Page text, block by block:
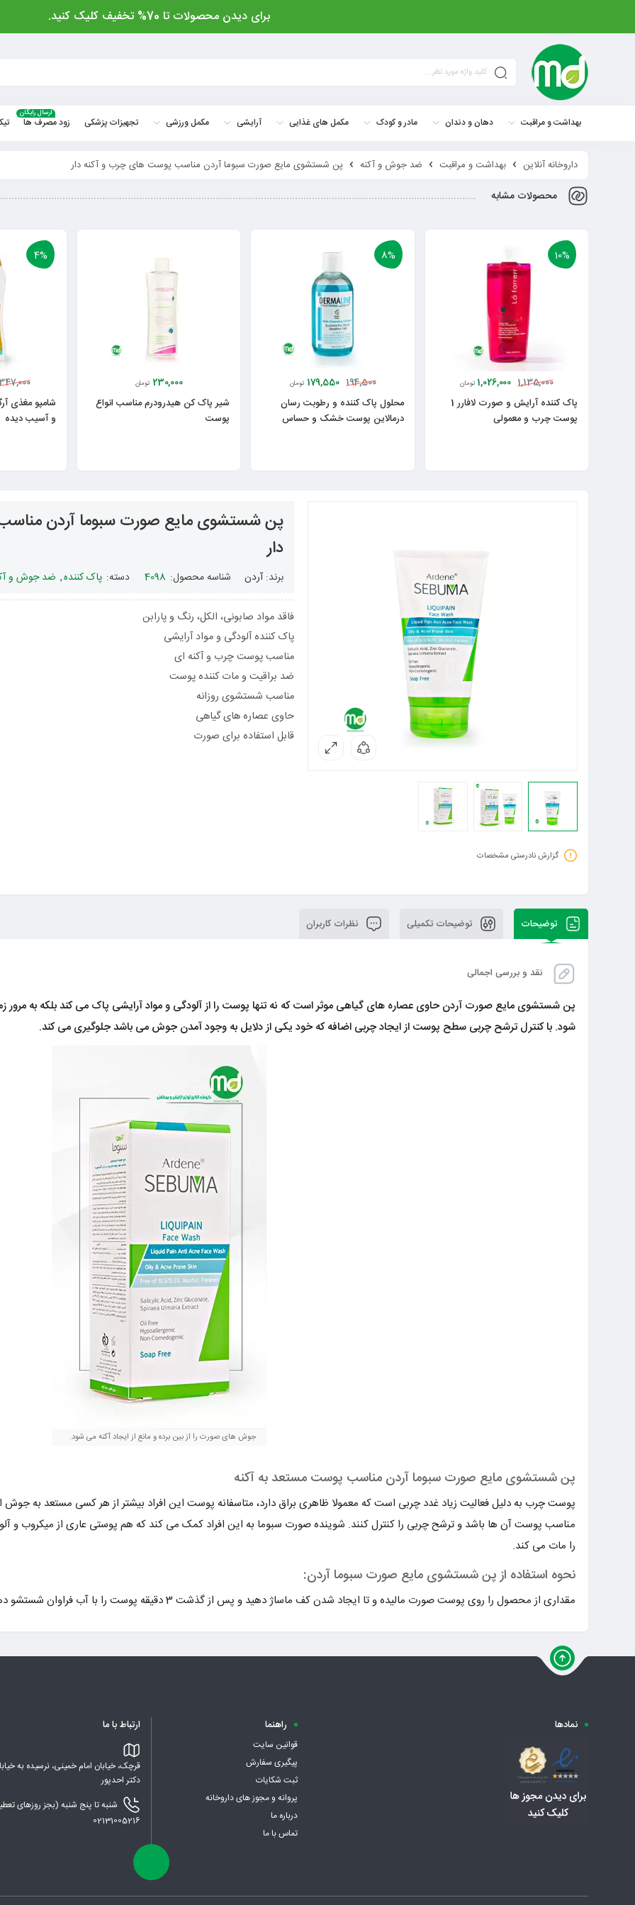
برای دیدن محصولات تا 70% تخفیف کلیک کنید.
بهداشت و مراقبت دهان و دندان مادر و کودک مکمل های غذایی آرایشی مکمل ورزشی تجهیزات پزشکی زود مصرف ها
ارسال رایگان
داروخانه آنلاین بهداشت و مراقبت ضد جوش و آکنه پن شستشوی مایع صورت سبوما آردن مناسب پوست های چرب و آکنه دار
محصولات مشابه
10%
1,135,000
1,026,000 تومان
پاک کننده آرایش و صورت لافارر 1
پوست چرب و معمولی
8%
194,500
179,550 تومان
محلول پاک کننده و رطوبت رسان
درمالاین پوست خشک و حساس
230,000 تومان
شیر پاک کن هیدرودرم مناسب انواع
پوست
4%
شامپو مغذی
و آسیب دیده
گزارش نادرستی مشخصات
پن شستشوی مایع صورت سبوما آردن
دار
برند:آردن شناسه محصول: 4098 دسته: پاک کننده, ضد جوش و
فاقد مواد صابونی، الکل، رنگ و پارابن
پاک کننده آلودگی و مواد آرایشی
مناسب پوست چرب و آکنه ای
ضد براقیت و مات کننده پوست
مناسب شستشوی روزانه
حاوی عصاره های گیاهی
قابل استفاده برای صورت
توضیحات توضیحات تکمیلی نظرات کاربران
نقد و بررسی اجمالی
پن شستشوی مایع صورت آردن حاوی عصاره های گیاهی موثر است که نه تنها پوست را از آلودگی و مواد آرایشی پاک می کند بلکه به مرور
شود. با کنترل ترشح چربی سطح پوست از ایجاد چربی اضافه که خود یکی از دلایل به وجود آمدن جوش می باشد جلوگیری می کند.
جوش های صورت را از بین برده و مانع از ایجاد آکنه می شود.
پن شستشوی مایع صورت سبوما آردن مناسب پوست مستعد به آکنه
پوست چرب به دلیل فعالیت زیاد غدد چربی است که معمولا ظاهری براق دارد، متاسفانه پوست این افراد بیشتر از هر کسی مستعد به جوش
مناسب پوست آن ها باشد و ترشح چربی را کنترل کنند. شوینده صورت سبوما به این افراد کمک می کند که هم پوستی عاری از میکروب و
را مات می کند.
نحوه استفاده از پن شستشوی مایع صورت سبوما آردن:
مقداری از محصول را روی پوست صورت مالیده و تا ایجاد شدن کف ماساژ دهید و پس از گذشت 3 دقیقه پوست را با آب فراوان شستشو دهید.
نمادها راهنما
قوانین سایت
پیگیری سفارش
ثبت شکایات
پروانه و مجوز های داروخانه
درباره ما
تماس با ما
ارتباط با ما
قرچک، خیابان امام خمینی، نرسیده به
دکتر احدپور
02131005216